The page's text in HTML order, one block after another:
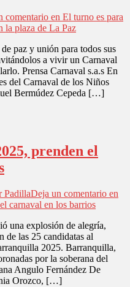
comentario en El turno es para
la plaza de La Paz
paz y unión para todos sus
a vivir un Carnaval
Prensa Carnaval s.a.s En
del Carnaval de los Niños
Bermúdez Cepeda […]
prenden el
PadillaDeja un comentario en
carnaval en los barrios
una explosión de alegría,
de las 25 candidatas al
2025. Barranquilla,
por la soberana del
Angulo Fernández De
Orozco, […]